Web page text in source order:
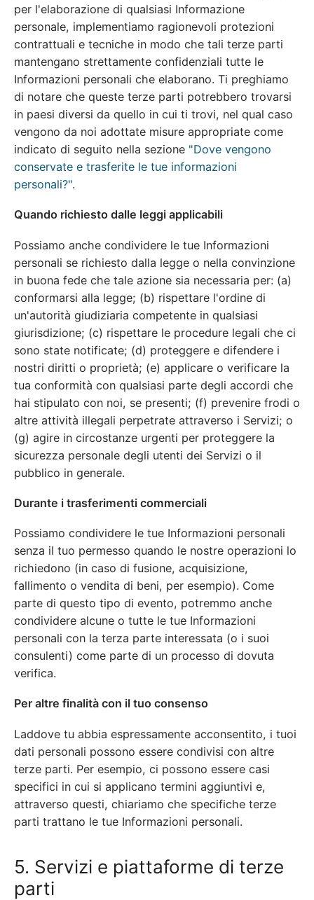
per l'elaborazione di qualsiasi Informazione
personale, implementiamo ragionevoli protezioni
contrattuali e tecniche in modo che tali terze parti
mantengano strettamente confidenziali tutte le
Informazioni personali che elaborano. Ti preghiamo
di notare che queste terze parti potrebbero trovarsi
in paesi diversi da quello in cui ti trovi, nel qual caso
vengono da noi adottate misure appropriate come
indicato di seguito nella sezione "Dove vengono
conservate e trasferite le tue informazioni
personali?".
Quando richiesto dalle leggi applicabili
Possiamo anche condividere le tue Informazioni
personali se richiesto dalla legge o nella convinzione
in buona fede che tale azione sia necessaria per: (a)
conformarsi alla legge; (b) rispettare l'ordine di
un'autorità giudiziaria competente in qualsiasi
giurisdizione; (c) rispettare le procedure legali che ci
sono state notificate; (d) proteggere e difendere i
nostri diritti o proprietà; (e) applicare o verificare la
tua conformità con qualsiasi parte degli accordi che
hai stipulato con noi, se presenti; (f) prevenire frodi o
altre attività illegali perpetrate attraverso i Servizi; o
(g) agire in circostanze urgenti per proteggere la
sicurezza personale degli utenti dei Servizi o il
pubblico in generale.
Durante i trasferimenti commerciali
Possiamo condividere le tue Informazioni personali
senza il tuo permesso quando le nostre operazioni lo
richiedono (in caso di fusione, acquisizione,
fallimento o vendita di beni, per esempio). Come
parte di questo tipo di evento, potremmo anche
condividere alcune o tutte le tue Informazioni
personali con la terza parte interessata (o i suoi
consulenti) come parte di un processo di dovuta
verifica.
Per altre finalità con il tuo consenso
Laddove tu abbia espressamente acconsentito, i tuoi
dati personali possono essere condivisi con altre
terze parti. Per esempio, ci possono essere casi
specifici in cui si applicano termini aggiuntivi e,
attraverso questi, chiariamo che specifiche terze
parti trattano le tue Informazioni personali.
5. Servizi e piattaforme di terze
parti